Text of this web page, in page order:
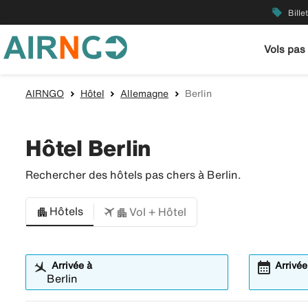
local_offer
Vols pas
AIRNGO Hôtel Allemagne Berlin
Hôtel Berlin
Rechercher des hôtels pas chers à Berlin.
Hôtels Vol + Hôtel
Arrivée à Arrivée
calendar_month